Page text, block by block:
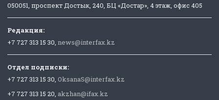
050051, проспект Достык, 240, БЦ «Достар», 4 этаж, офис 405
Редакция:
+7 727 313 15 30, news@interfax.kz
Отдел подписки:
+7 727 313 15 30, OksanaS@interfax.kz
+7 727 313 15 20, akzhan@ifax.kz